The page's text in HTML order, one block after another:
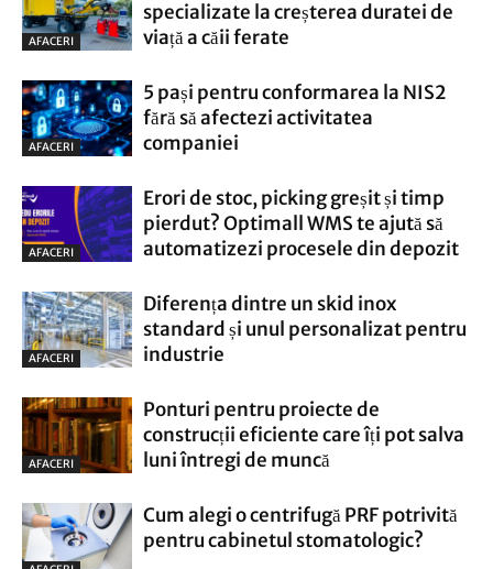
AFACERI
specializate la creșterea duratei de
viață a căii ferate
AFACERI
5 pași pentru conformarea la NIS2
fără să afectezi activitatea
companiei
AFACERI
Erori de stoc, picking greșit și timp
pierdut? Optimall WMS te ajută să
automatizezi procesele din depozit
AFACERI
Diferența dintre un skid inox
standard și unul personalizat pentru
industrie
AFACERI
Ponturi pentru proiecte de
construcții eficiente care îți pot salva
luni întregi de muncă
Cum alegi o centrifugă PRF potrivită
pentru cabinetul stomatologic?